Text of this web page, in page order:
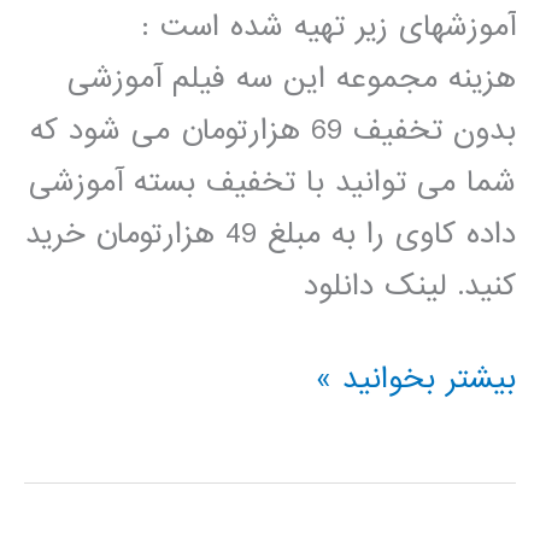
آموزشهای زیر تهیه شده است :
هزینه مجموعه این سه فیلم آموزشی
بدون تخفیف 69 هزارتومان می شود که
شما می توانید با تخفیف بسته آموزشی
داده کاوی را به مبلغ 49 هزارتومان خرید
کنید. لینک دانلود
بسته
داده
بیشتر بخوانید »